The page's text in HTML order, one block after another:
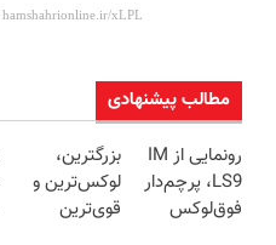
مطالب پیشنهادی
رونمایی از IM
LS9، پرچم‌دار
فوق‌لوکس
بزرگترین،
لوکس‌ترین و
قوی‌ترین